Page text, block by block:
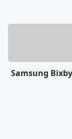
Samsung Bixby